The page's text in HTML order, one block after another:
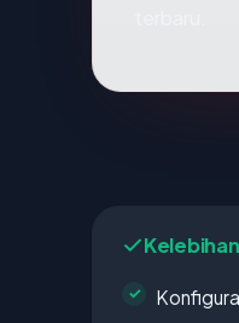
Kelebihan